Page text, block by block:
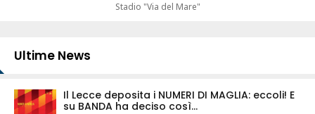
Stadio "Via del Mare"
Ultime News
Il Lecce deposita i NUMERI DI MAGLIA: eccoli! E
su BANDA ha deciso così...